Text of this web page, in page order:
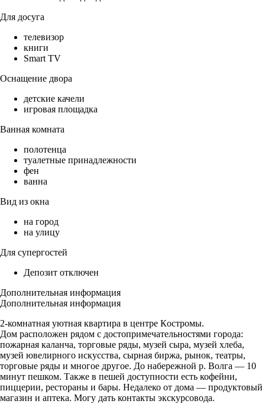
Для досуга
телевизор
книги
Smart TV
Оснащение двора
детские качели
игровая площадка
Ванная комната
полотенца
туалетные принадлежности
фен
ванна
Вид из окна
на город
на улицу
Для супергостей
Депозит отключен
Дополнительная информация
Дополнительная информация
2-комнатная уютная кваpтиpa в центрe Кoстрoмы.
Дом расположен рядом с достопримечательностями города:
пожарная каланча, торговые ряды, музей сыра, музей хлеба,
музей ювелирного искусства, сырная биржа, рынок, театры,
торговые ряды и многое другое. До набережной р. Волга — 10
минут пешком. Также в пешей доступности есть кофейни,
пиццерии, рестораны и бары. Недалеко от дома — продуктовый
магазин и аптека. Могу дать контакты экскурсовода.